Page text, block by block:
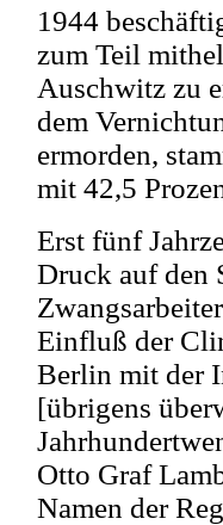
1944
zum Teil
Auschwitz zu
dem
ermorden,
mit 42,5
Erst fünf
Druck auf den
Einfluß der
Berlin mit der
[übrigens
Otto Graf
Namen der